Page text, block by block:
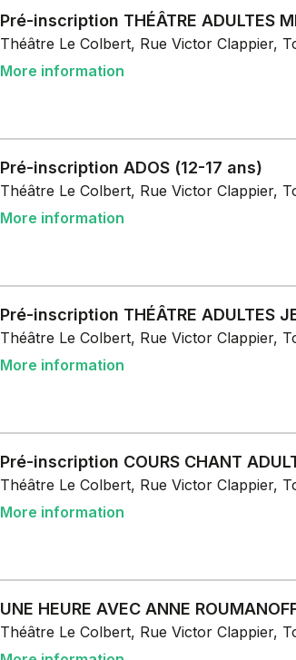
Pré-inscription THÉÂTRE ADULTES
Théâtre Le Colbert, Rue Victor Clappier,
More information
Pré-inscription ADOS (12-17 ans)
Théâtre Le Colbert, Rue Victor Clappier,
More information
Pré-inscription THÉÂTRE ADULTES
Théâtre Le Colbert, Rue Victor Clappier,
More information
Pré-inscription COURS CHANT
Théâtre Le Colbert, Rue Victor Clappier,
More information
UNE HEURE AVEC ANNE
Théâtre Le Colbert, Rue Victor Clappier,